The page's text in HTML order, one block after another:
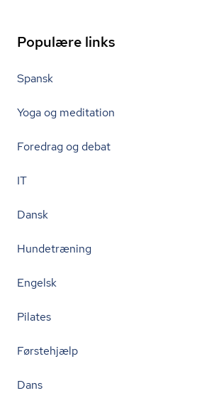
Populære links
Spansk
Yoga og meditation
Foredrag og debat
IT
Dansk
Hundetræning
Engelsk
Pilates
Førstehjælp
Dans